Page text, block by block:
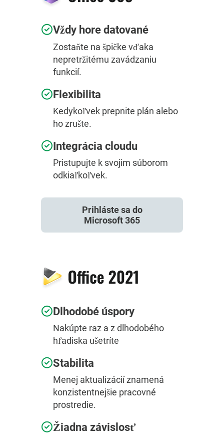
Vždy hore datované
Zostaňte na špičke vďaka
nepretržitému zavádzaniu
funkcií.
Flexibilita
Kedykoľvek prepnite plán alebo
ho zrušte.
Integrácia cloudu
Pristupujte k svojim súborom
odkiaľkoľvek.
Prihláste sa do
Microsoft 365
Dlhodobé úspory
Nakúpte raz a z dlhodobého
hľadiska ušetríte
Stabilita
Menej aktualizácií znamená
konzistentnejšie pracovné
prostredie.
Žiadna závislosť